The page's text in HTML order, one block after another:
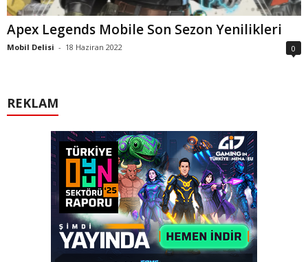
Apex Legends Mobile Son Sezon Yenilikleri
Mobil Delisi - 18 Haziran 2022 0
REKLAM